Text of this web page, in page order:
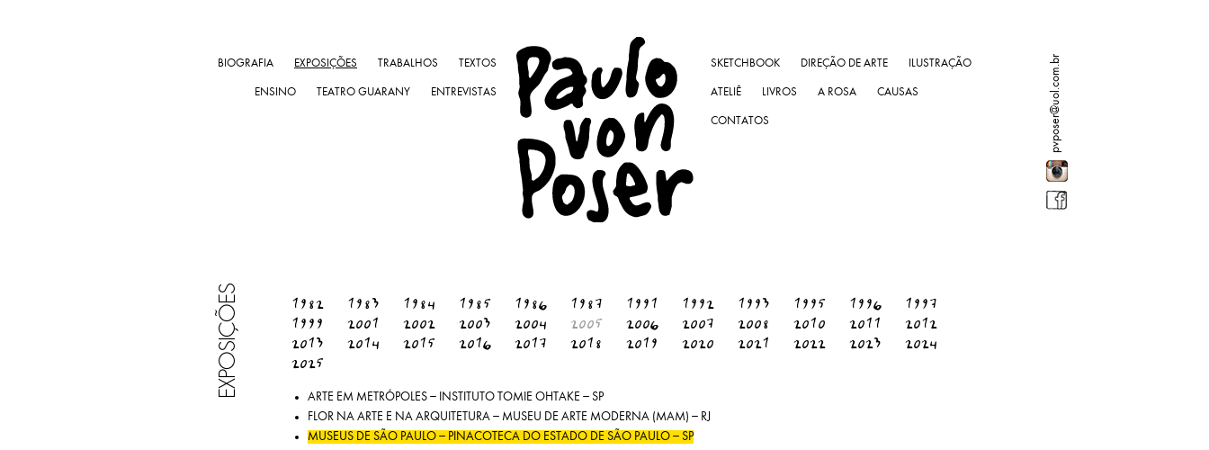
BIOGRAFIA EXPOSIÇÕES TRABALHOS TEXTOS
ENSINO TEATRO GUARANY ENTREVISTAS
SKETCHBOOK DIREÇÃO DE ARTE ILUSTRAÇÃO
ATELIÊ LIVROS A ROSA CAUSAS
CONTATOS pvposer@uol.com.br
EXPOSIÇÕES 1982 1983 1984 1985 1986 1987 1991 1992 1993 1995 1996
1997
1999
2001 2002 2003 2004 2005 2006 2007 2008 2010 2011
2012
2013
2014 2015 2016 2017 2018 2019 2020 2021 2022 2023
2024
2025
ARTE EM METRÓPOLES – INSTITUTO TOMIE OHTAKE – SP
FLOR NA ARTE E NA ARQUITETURA – MUSEU DE ARTE MODERNA (MAM) – RJ
MUSEUS DE SÃO PAULO – PINACOTECA DO ESTADO DE SÃO PAULO – SP